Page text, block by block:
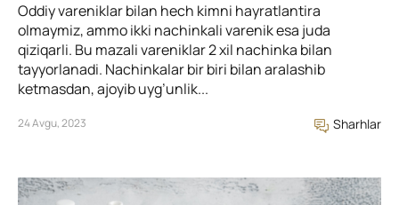
Oddiy vareniklar bilan hech kimni hayratlantira
olmaymiz, ammo ikki nachinkali varenik esa juda
qiziqarli. Bu mazali vareniklar 2 xil nachinka bilan
tayyorlanadi. Nachinkalar bir biri bilan aralashib
ketmasdan, ajoyib uyg’unlik...
24 Avgu, 2023 Sharhlar